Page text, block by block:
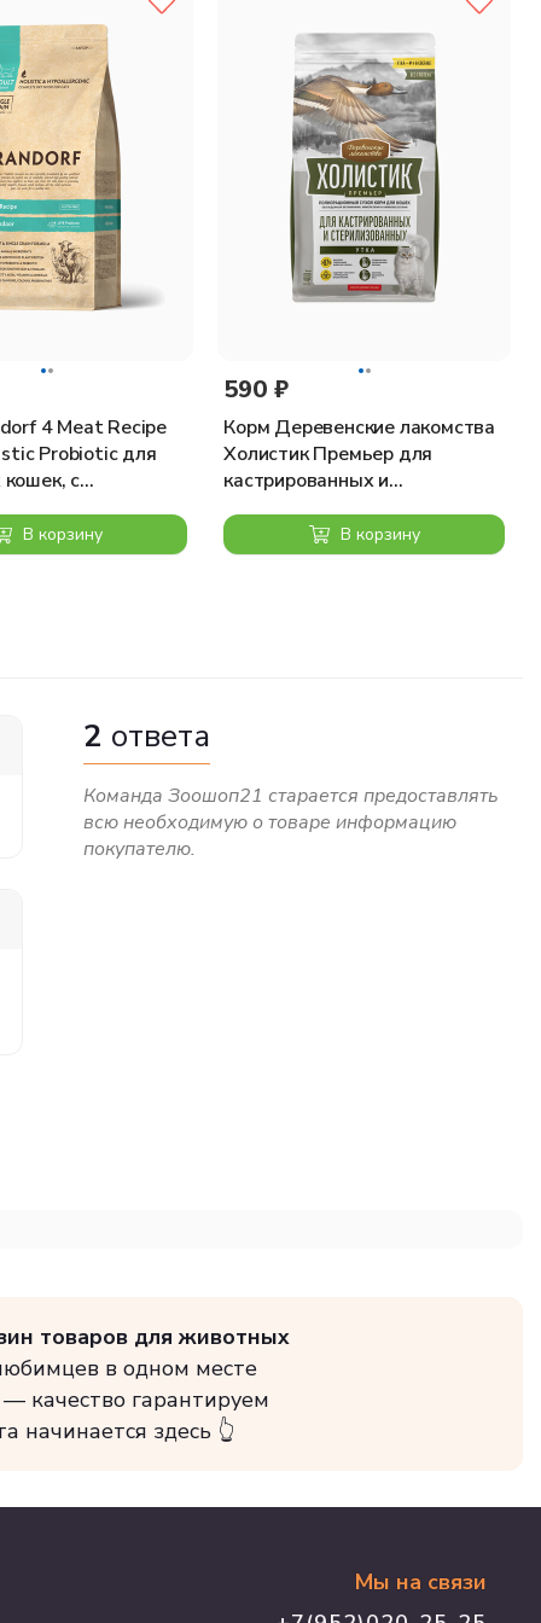
(5%), дегидратированные цельные яйца, свежая сельдь,
маннанолигосахариды (дрожжевой экстракт),
апельсин, сушеная черника, хлорид натрия, сухие
кислота — 50мг; Витамин В2 — 20мг; Витамин В6 —
— 1,5мг; Хелат цинка аналогичный метионин
меди аналогичный метионин гидроксилазе — 88мг;
происхождения.
4 Meat Recipe
Probiotic для
с
В корзину
590 ₽
Корм Деревенские лакомства
Холистик Премьер для
кастрированных и
400 г
В корзину
2 ответа
Команда Зоошоп21 старается предоставлять
всю необходимую о товаре информацию
покупателю.
товаров для животных
в одном месте
качество гарантируем
начинается здесь 👆
Мы на связи